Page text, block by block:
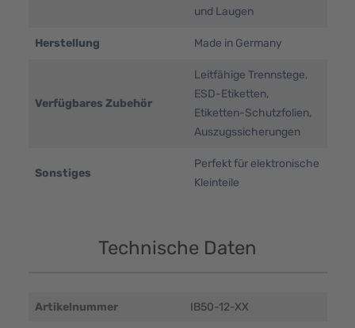
und Laugen
Herstellung Made in Germany
Verfügbares Zubehör
Leitfähige Trennstege,
ESD-Etiketten,
Etiketten-Schutzfolien,
Auszugssicherungen
Sonstiges
Perfekt für elektronische
Kleinteile
Technische Daten
Artikelnummer IB50-12-XX